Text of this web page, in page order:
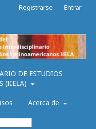
DE ESTUDIOS
(IIELA)
Acerca de
Registrarse Entrar